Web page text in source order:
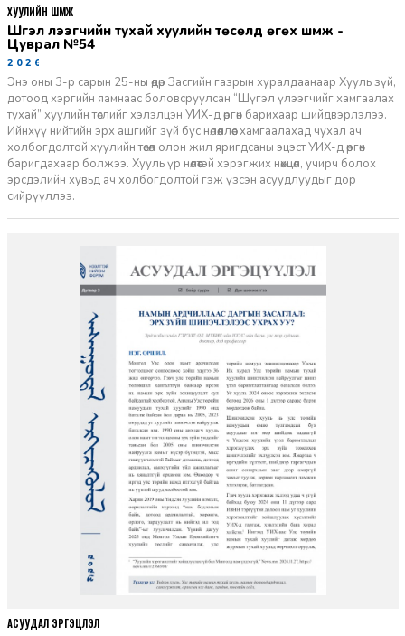
Шүгэл үлээгчийн тухай хуулийн төсөлд өгөх шүүмж -
Цуврал №54
2026-07-27
Энэ оны 3-р сарын 25-ны өдөр Засгийн газрын хуралдаанаар Хууль зүй,
дотоод хэргийн яамнаас боловсруулсан “Шүгэл үлээгчийг хамгаалах
тухай” хуулийн төслийг хэлэлцэн УИХ-д өргөн барихаар шийдвэрлэлээ.
Ийнхүү нийтийн эрх ашгийг зүй бус нөлөөллөөс хамгаалахад чухал ач
холбогдолтой хуулийн төсөл олон жил яригдсаны эцэст УИХ-д өргөн
баригдахаар болжээ. Хууль үр нөлөөтэй хэрэгжих нөхцөл, учирч болох
эрсдэлийн хувьд ач холбогдолтой гэж үзсэн асуудлуудыг дор
сийрүүллээ.
ХУУЛИЙН ШҮҮМЖ
АСУУДАЛ ЭРГЭЦҮҮЛЭЛ